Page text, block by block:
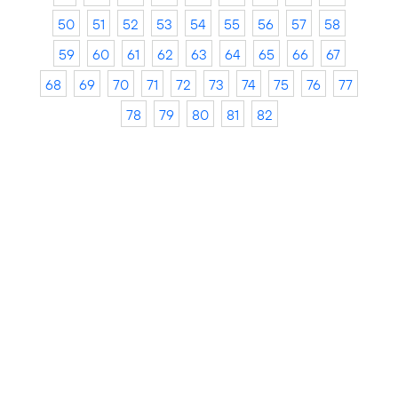
50
51 52 53 54 55 56 57
58
59
60 61 62 63 64 65 66
67
68
69 70 71 72 73 74 75 76
77
78
79 80 81 82